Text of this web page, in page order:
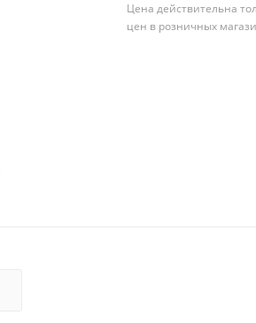
Цена действительна
цен в розничных